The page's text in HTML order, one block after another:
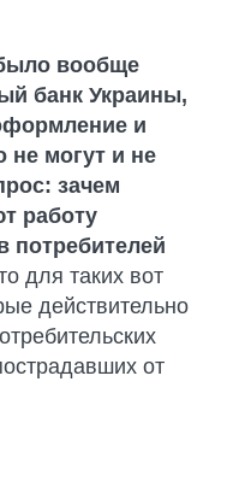
вообще
банк Украины,
и
не могут и не
зачем
работу
потребителей
для таких вот
действительно
от